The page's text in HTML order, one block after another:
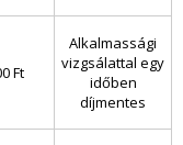
Ft
Alkalmassági
vizgsálattal egy
időben
díjmentes